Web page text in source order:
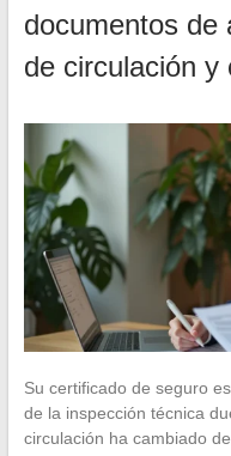
documentos de
de circulación y
Su certificado de seguro
de la inspección técnica
circulación ha cambiado